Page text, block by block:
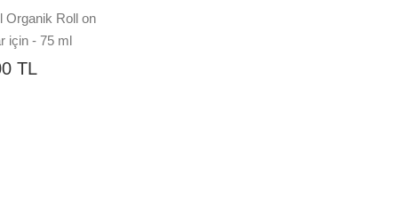
Organik Roll on
için - 75 ml
TL